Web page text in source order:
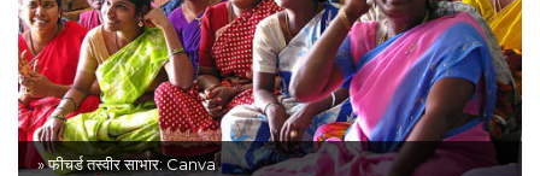
» फीचर्ड तस्वीर साभार: Canva